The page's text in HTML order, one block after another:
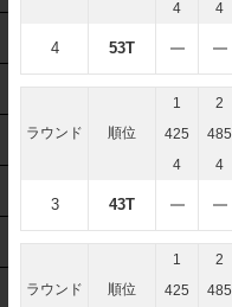
4
4
4 53T
ラウンド 順位
1 2
425
485
4
4
3 43T
ラウンド 順位
1 2
425
485